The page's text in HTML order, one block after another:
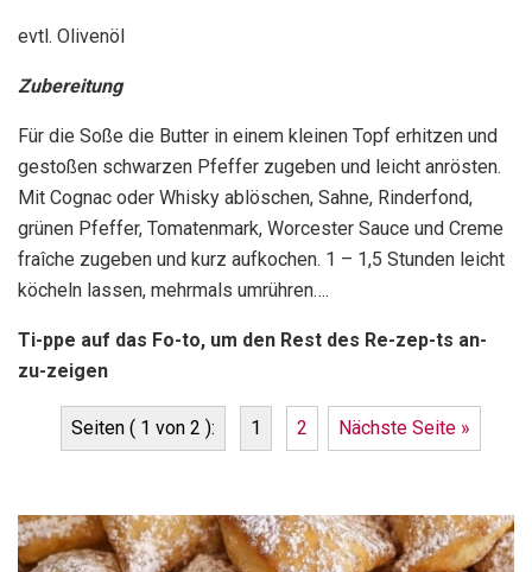
evtl. Olivenöl
Zubereitung
Für die Soße die Butter in einem kleinen Topf erhitzen und
gestoßen schwarzen Pfeffer zugeben und leicht anrösten.
Mit Cognac oder Whisky ablöschen, Sahne, Rinderfond,
grünen Pfeffer, Tomatenmark, Worcester Sauce und Creme
fraîche zugeben und kurz aufkochen. 1 – 1,5 Stunden leicht
köcheln lassen, mehrmals umrühren….
Ti-ppe auf das Fo-to, um den Rest des Re-zep-ts an-
zu-zeigen
Seiten ( 1 von 2 ): 1 2 Nächste Seite »